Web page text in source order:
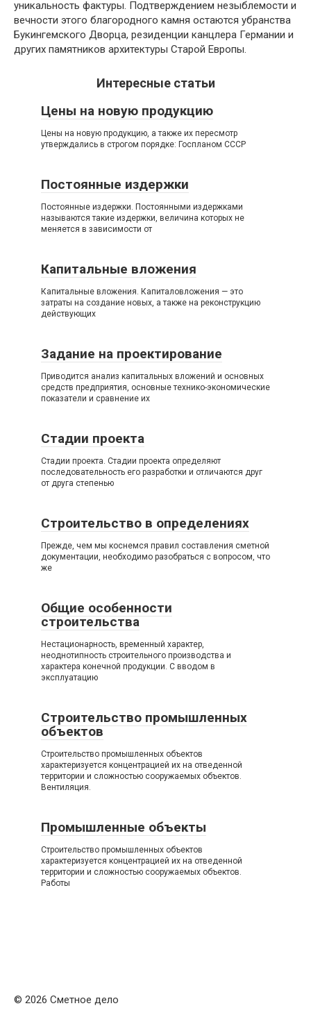
уникальность фактуры. Подтверждением незыблемости и
вечности этого благородного камня остаются убранства
Букингемского Дворца, резиденции канцлера Германии и
других памятников архитектуры Старой Европы.
Интересные статьи
Цены на новую продукцию
Цены на новую продукцию, а также их пересмотр
утверждались в строгом порядке: Госпланом СССР
Постоянные издержки
Постоянные издержки. Постоянными издержками
называются такие издержки, величина которых не
меняется в зависимости от
Капитальные вложения
Капитальные вложения. Капиталовложения — это
затраты на создание новых, а также на реконструкцию
действующих
Задание на проектирование
Приводится анализ капитальных вложений и основных
средств предприятия, основные технико-экономические
показатели и сравнение их
Стадии проекта
Стадии проекта. Стадии проекта определяют
последовательность его разработки и отличаются друг
от друга степенью
Строительство в определениях
Прежде, чем мы коснемся правил составления сметной
документации, необходимо разобраться с вопросом, что
же
Общие особенности
строительства
Нестационарность, временный характер,
неоднотипность строительного производства и
характера конечной продукции. С вводом в
эксплуатацию
Строительство промышленных
объектов
Строительство промышленных объектов
характеризуется концентрацией их на отведенной
территории и сложностью сооружаемых объектов.
Вентиляция.
Промышленные объекты
Строительство промышленных объектов
характеризуется концентрацией их на отведенной
территории и сложностью сооружаемых объектов.
Работы
© 2026 Сметное дело